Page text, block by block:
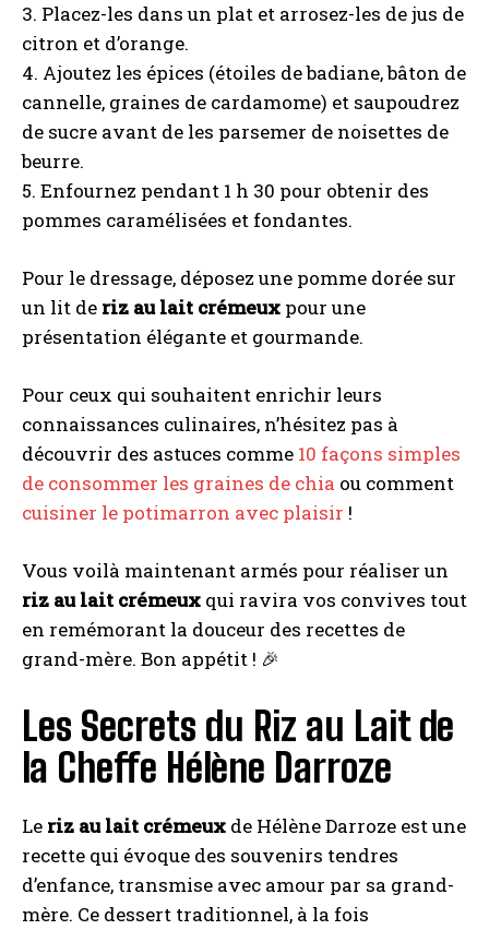
I WANT IN
Salon de thé japonais à Toulouse : où vivre
une expérience authentique ?
3. Placez-les dans un plat et arrosez-les de jus de
citron et d’orange.
4. Ajoutez les épices (étoiles de badiane, bâton de
cannelle, graines de cardamome) et saupoudrez
de sucre avant de les parsemer de noisettes de
beurre.
5. Enfournez pendant 1 h 30 pour obtenir des
pommes caramélisées et fondantes.
Pour le dressage, déposez une pomme dorée sur
un lit de riz au lait crémeux pour une
présentation élégante et gourmande.
Pour ceux qui souhaitent enrichir leurs
connaissances culinaires, n’hésitez pas à
découvrir des astuces comme 10 façons simples
de consommer les graines de chia ou comment
cuisiner le potimarron avec plaisir !
Vous voilà maintenant armés pour réaliser un
riz au lait crémeux qui ravira vos convives tout
en remémorant la douceur des recettes de
grand-mère. Bon appétit ! 🎉
Les Secrets du Riz au Lait de
la Cheffe Hélène Darroze
Le riz au lait crémeux de Hélène Darroze est une
recette qui évoque des souvenirs tendres
d’enfance, transmise avec amour par sa grand-
mère. Ce dessert traditionnel, à la fois